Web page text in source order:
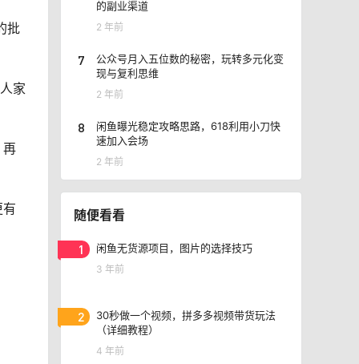
批
家
再
的副业渠道
2 年前
7
公众号月入五位数的秘密，玩转多元化变
现与复利思维
2 年前
8
闲鱼曝光稳定攻略思路，618利用小刀快
速加入会场
2 年前
随便看看
1 闲鱼无货源项目，图片的选择技巧
3 年前
2
30秒做一个视频，拼多多视频带货玩法
（详细教程）
4 年前